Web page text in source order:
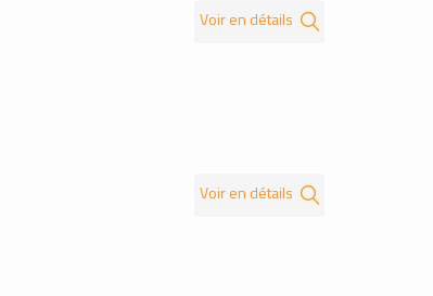
Voir en détails
Voir en détails